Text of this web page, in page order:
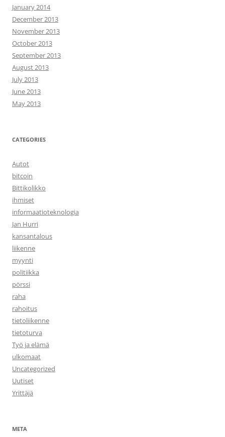
January 2014
December 2013
November 2013
October 2013
September 2013
August 2013
July 2013
June 2013
May 2013
CATEGORIES
Autot
bitcoin
Bittikolikko
ihmiset
informaatioteknologia
Jan Hurri
kansantalous
liikenne
myynti
politiikka
pörssi
raha
rahoitus
tietoliikenne
tietoturva
Työ ja elämä
ulkomaat
Uncategorized
Uutiset
Yrittäjä
META